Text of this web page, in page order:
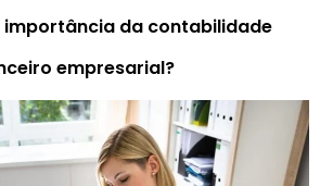
importância da contabilidade
empresarial?